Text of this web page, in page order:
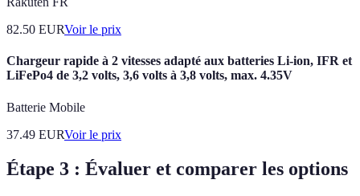
82.50 EURVoir le prix
Chargeur rapide à 2 vitesses adapté aux batteries Li-ion, IFR et
LiFePo4 de 3,2 volts, 3,6 volts à 3,8 volts, max. 4.35V
Batterie Mobile
37.49 EURVoir le prix
Étape 3 : Évaluer et comparer les options